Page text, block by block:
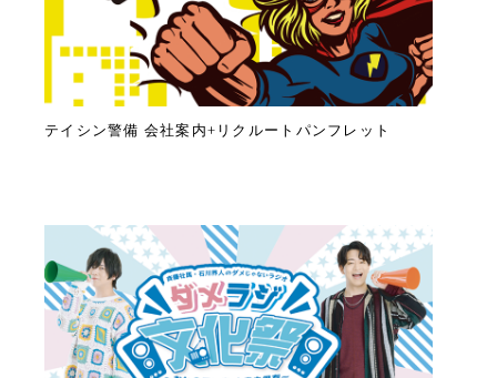
テイシン警備 会社案内+リクルートパンフレット